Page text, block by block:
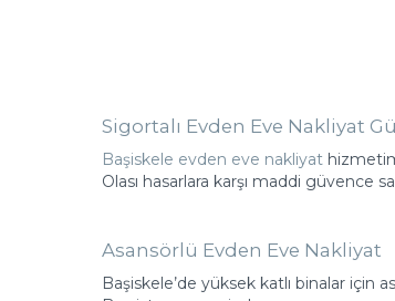
Sigortalı Evden Eve Nakliyat
Başiskele evden eve nakliyat
Olası hasarlara karşı maddi güvence
Asansörlü Evden Eve Nakliyat
Başiskele’de yüksek katlı binalar için